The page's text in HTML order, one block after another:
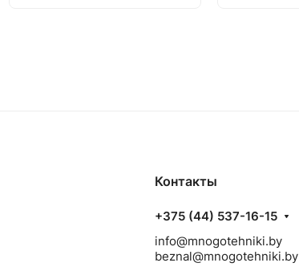
Контакты
+375 (44) 537-16-15
info@mnogotehniki.by
beznal@mnogotehniki.by